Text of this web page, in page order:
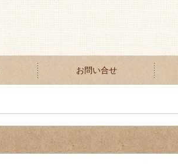
お問い合せ